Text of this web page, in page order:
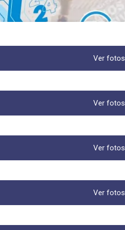
Ver fotos
Ver fotos
Ver fotos
Ver fotos